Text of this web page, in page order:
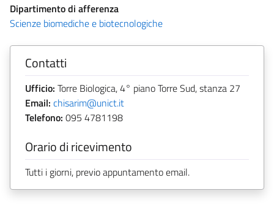
Dipartimento di afferenza
Scienze biomediche e biotecnologiche
Contatti
Ufficio: Torre Biologica, 4° piano Torre Sud, stanza 27
Email: chisarim@unict.it
Telefono: 095 4781198
Orario di ricevimento
Tutti i giorni, previo appuntamento email.